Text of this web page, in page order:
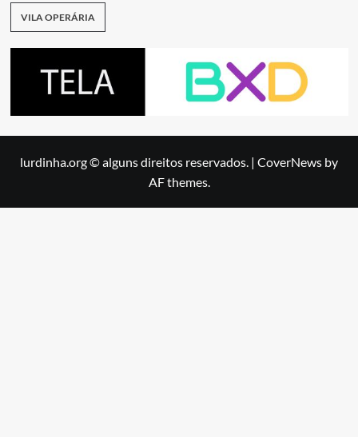
VILA OPERÁRIA
lurdinha.org © alguns direitos reservados. | CoverNews by
AF themes.